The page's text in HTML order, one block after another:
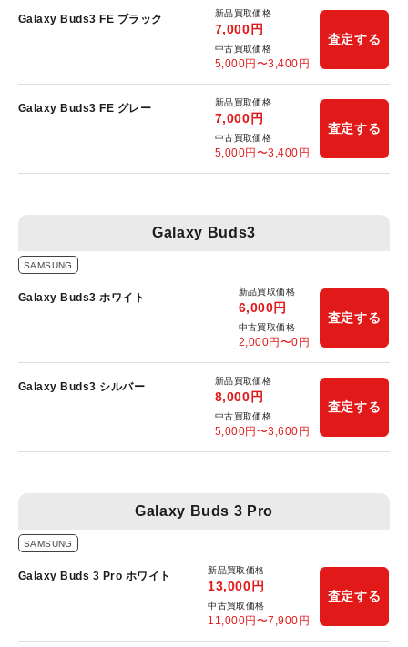
Galaxy Buds3 FE ブラック 新品買取価格
7,000円
中古買取価格
5,000円〜3,400円
査定する
Galaxy Buds3 FE グレー 新品買取価格
7,000円
中古買取価格
5,000円〜3,400円
査定する
Galaxy Buds3
SAMSUNG
Galaxy Buds3 ホワイト 新品買取価格
6,000円
中古買取価格
2,000円〜0円
査定する
Galaxy Buds3 シルバー 新品買取価格
8,000円
中古買取価格
5,000円〜3,600円
査定する
Galaxy Buds 3 Pro
SAMSUNG
Galaxy Buds 3 Pro ホワイト 新品買取価格
13,000円
中古買取価格
11,000円〜7,900円
査定する